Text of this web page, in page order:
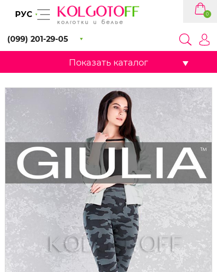
РУС
(099) 201-29-05
0
Показать каталог